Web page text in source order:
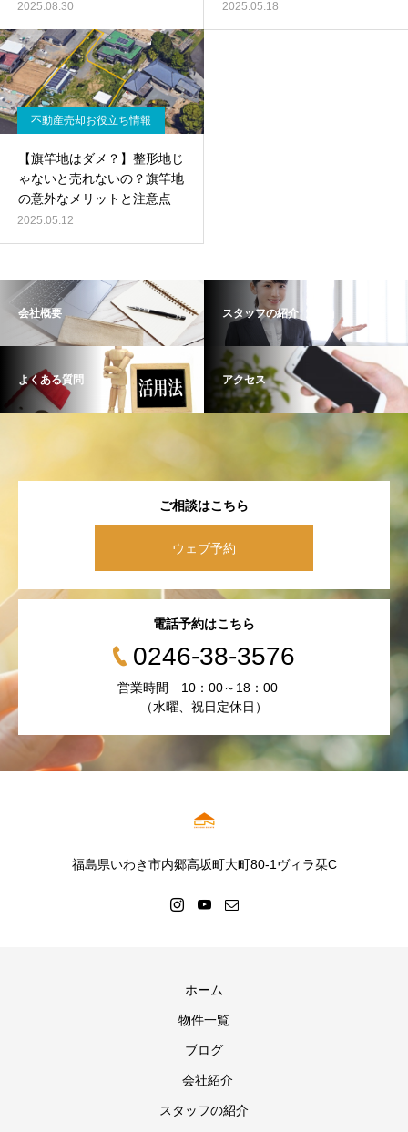
2025.08.30 2025.05.18
不動産売却お役立ち情報
【旗竿地はダメ？】整形地じ
ゃないと売れないの？旗竿地
の意外なメリットと注意点
2025.05.12
会社概要 スタッフの紹介
よくある質問 アクセス
ご相談はこちら
ウェブ予約
電話予約はこちら
0246-38-3576
営業時間 10：00～18：00
（水曜、祝日定休日）
福島県いわき市内郷高坂町大町80-1ヴィラ栞C
ホーム
物件一覧
ブログ
会社紹介
スタッフの紹介